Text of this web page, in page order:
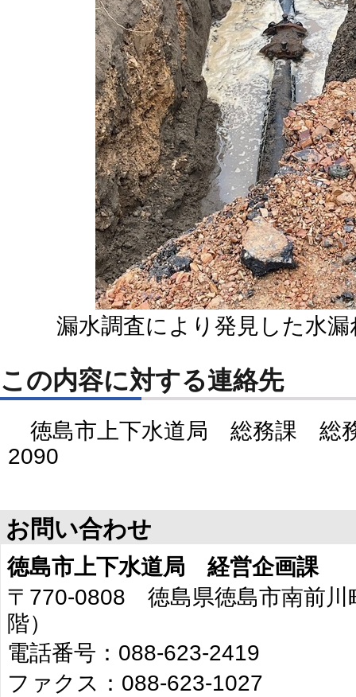
漏水調査により発見した水
この内容に対する連絡先
徳島市上下水道局 総務課 総
2090
お問い合わせ
徳島市上下水道局 経営企画課
〒770-0808 徳島県徳島市南前川
階）
電話番号：088-623-2419
ファクス：088-623-1027